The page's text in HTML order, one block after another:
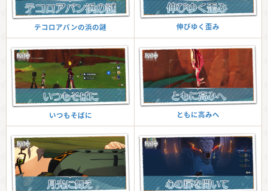
テコロアパンの浜の謎 伸びゆく歪み
いつもそばに ともに高みへ